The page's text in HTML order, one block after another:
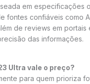
em especificações
fontes confiáveis como
de reviews em portais
das informações.
Ultra vale o preço?
para quem prioriza